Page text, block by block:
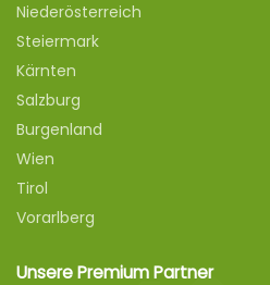
Niederösterreich
Steiermark
Kärnten
Salzburg
Burgenland
Wien
Tirol
Vorarlberg
Unsere Premium Partner